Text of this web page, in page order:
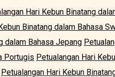
Hari Kebun Binatang
Binatang dalam Bahasa
dalam Bahasa Jepang
Portugis Petualangan Hari
Petualangan Hari Kebun